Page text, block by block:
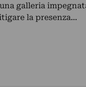
galleria
la presenza…